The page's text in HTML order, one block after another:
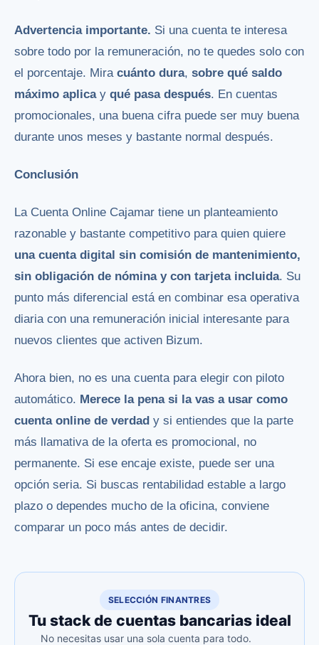
Advertencia importante. Si una cuenta te interesa
sobre todo por la remuneración, no te quedes solo con
el porcentaje. Mira cuánto dura, sobre qué saldo
máximo aplicay qué pasa después. En cuentas
promocionales, una buena cifra puede ser muy buena
durante unos meses y bastante normal después.
Conclusión
La Cuenta Online Cajamar tiene un planteamiento
razonable y bastante competitivo para quien quiere
una cuenta digital sin comisión de mantenimiento,
sin obligación de nómina y con tarjeta incluida. Su
punto más diferencial está en combinar esa operativa
diaria con una remuneración inicial interesante para
nuevos clientes que activen Bizum.
Ahora bien, no es una cuenta para elegir con piloto
automático. Merece la pena si la vas a usar como
cuenta online de verdad y si entiendes que la parte
más llamativa de la oferta es promocional, no
permanente. Si ese encaje existe, puede ser una
opción seria. Si buscas rentabilidad estable a largo
plazo o dependes mucho de la oficina, conviene
comparar un poco más antes de decidir.
SELECCIÓN FINANTRES
Tu stack de cuentas bancarias ideal
No necesitas usar una sola cuenta para todo.